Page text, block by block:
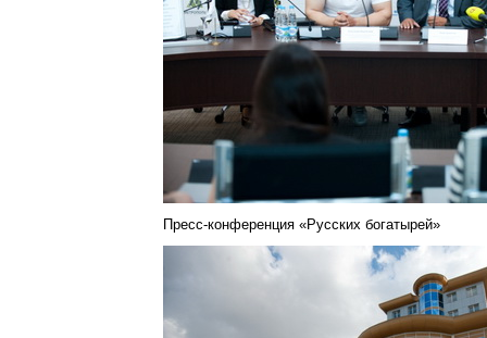
Пресс-конференция «Русских богатырей»